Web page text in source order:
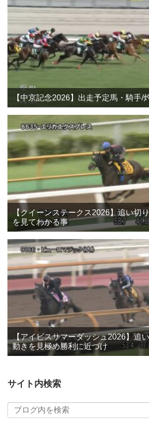
【中京記念2026】出走予定馬・騎手/
【クイーンステークス2026】追い切
を見てわかる事
【アイビスサマーダッシュ2026】追
動きを見極め勝利に近づけ
サイト内検索